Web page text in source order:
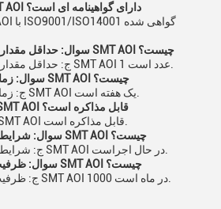
سوال: آیا دستگاه SMT AOI دارای گواهینامه ای است؟
سوال: حداقل مقدار سفارش برای دستگاه SMT AOI چیست؟
سوال: زمان تحویل برای دستگاه SMT AOI چیست؟
س: آیا قیمت دستگاه SMT AOI قابل مذاکره است؟
سوال: شرایط پرداخت برای دستگاه SMT AOI چیست؟
سوال: ظرفیت عرضه برای دستگاه SMT AOI چیست؟